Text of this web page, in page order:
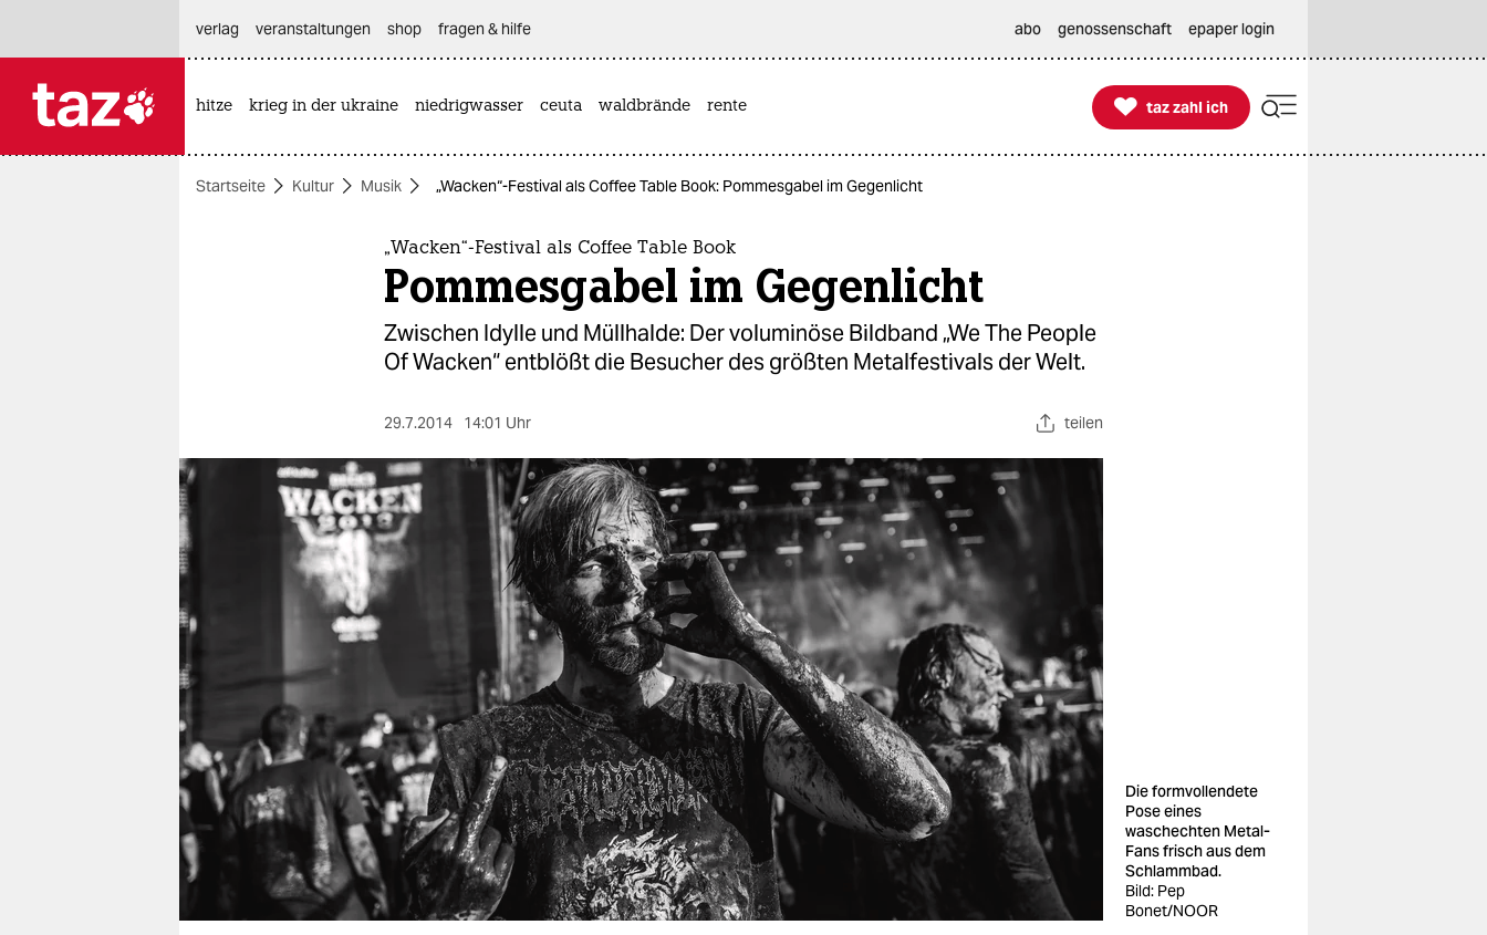
themen
verlag
veranstaltungen
shop
fragen & hilfe
unterstützen
verlag
veranstaltungen shop fragen & hilfe abo genossenschaft epaper login
hitze krieg in der ukraine niedrigwasser ceuta waldbrände rente 
taz zahl ich
taz zahl ich
Startseite Kultur Musik „Wacken“-Festival als Coffee Table Book: Pommesgabel im Gegenlicht
„Wacken“-Festival als Coffee Table Book
Pommesgabel im Gegenlicht
Zwischen Idylle und Müllhalde: Der voluminöse Bildband „We The People
Of Wacken“ entblößt die Besucher des größten Metalfestivals der Welt.
29.7.2014 14:01 Uhr teilen
Die formvollendete
Pose eines
waschechten Metal-
Fans frisch aus dem
Schlammbad.
Bild: Pep
Bonet/NOOR